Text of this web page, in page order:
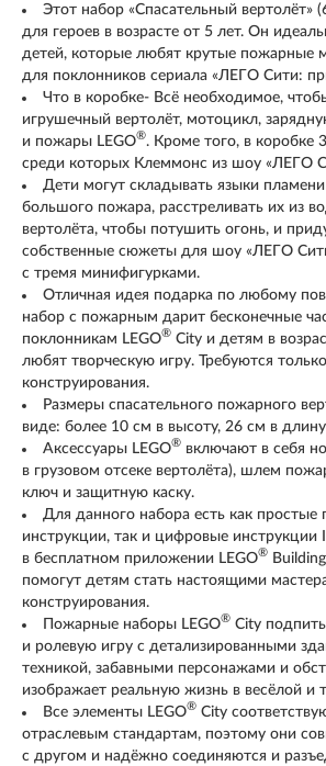
Этот набор «Спасательный вертолёт»
для героев в возрасте от 5 лет. Он
детей, которые любят крутые пожарные
для поклонников сериала «ЛЕГО Сити:
Что в коробке- Всё необходимое,
игрушечный вертолёт, мотоцикл,
и пожары LEGO®. Кроме того, в коробке
среди которых Клеммонс из шоу «ЛЕГО
Дети могут складывать языки
большого пожара, расстреливать их из
вертолёта, чтобы потушить огонь, и
собственные сюжеты для шоу «ЛЕГО
с тремя минифигурками.
Отличная идея подарка по любому
набор с пожарным дарит бесконечные
поклонникам LEGO® City и детям в
любят творческую игру. Требуются
конструирования.
Размеры спасательного пожарного
виде: более 10 см в высоту, 26 см в
Аксессуары LEGO® включают в себя
в грузовом отсеке вертолёта), шлем
ключ и защитную каску.
Для данного набора есть как простые
инструкции, так и цифровые инструкции
в бесплатном приложении LEGO®
помогут детям стать настоящими
конструирования.
Пожарные наборы LEGO® City
и ролевую игру с детализированными
техникой, забавными персонажами и
изображает реальную жизнь в весёлой и
Все элементы LEGO® City
отраслевым стандартам, поэтому они
с другом и надёжно соединяются и